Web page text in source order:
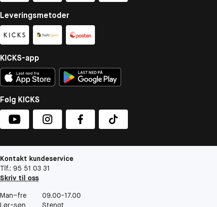
Leveringsmetoder
KICKS-app
Følg KICKS
Kontakt kundeservice
Tlf.: 95 51 03 31
Skriv til oss
Man–fre
09.00-17.00
Lør-søn
Stengt